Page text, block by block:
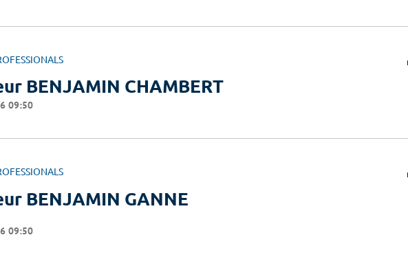
BENJAMIN CHAMBERT
09:50
BENJAMIN GANNE
09:50